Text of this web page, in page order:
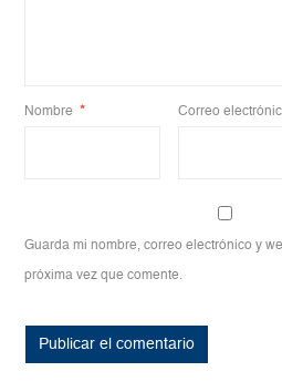
Nombre * Correo
Guarda mi nombre, correo electrónico y
próxima vez que comente.